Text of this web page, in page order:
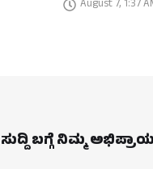
August 7, 1:37
ಸುದ್ದಿ ಬಗ್ಗೆ ನಿಮ್ಮ